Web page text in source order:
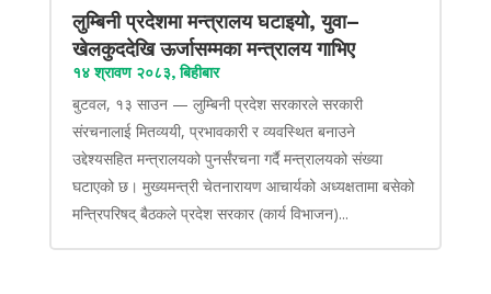
लुम्बिनी प्रदेशमा मन्त्रालय घटाइयो, युवा–
खेलकुददेखि ऊर्जासम्मका मन्त्रालय गाभिए
१४ श्रावण २०८३, बिहीबार
बुटवल, १३ साउन — लुम्बिनी प्रदेश सरकारले सरकारी
संरचनालाई मितव्ययी, प्रभावकारी र व्यवस्थित बनाउने
उद्देश्यसहित मन्त्रालयको पुनर्संरचना गर्दै मन्त्रालयको संख्या
घटाएको छ। मुख्यमन्त्री चेतनारायण आचार्यको अध्यक्षतामा बसेको
मन्त्रिपरिषद् बैठकले प्रदेश सरकार (कार्य विभाजन)...